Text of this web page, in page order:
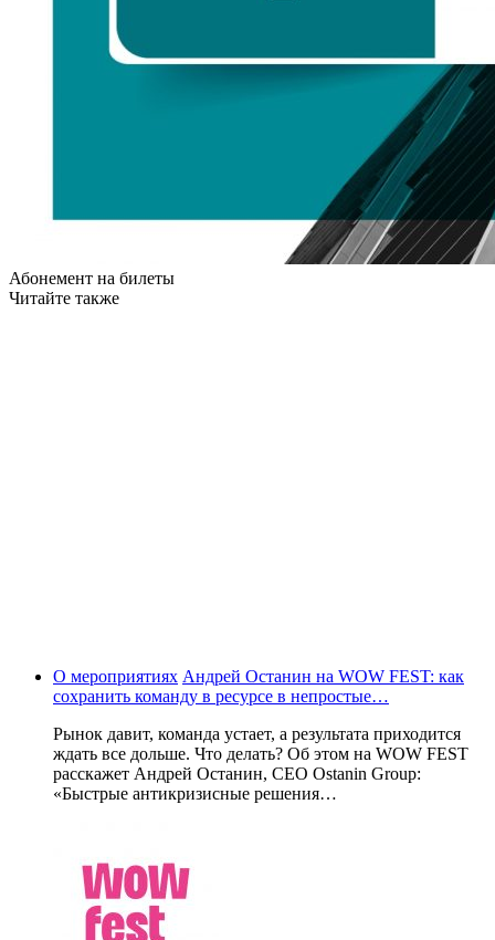
Абонемент на билеты
Читайте также
О мероприятиях Андрей Останин на WOW FEST: как
сохранить команду в ресурсе в непростые…
Рынок давит, команда устает, а результата приходится
ждать все дольше. Что делать? Об этом на WOW FEST
расскажет Андрей Останин, CEO Ostanin Group:
«Быстрые антикризисные решения…